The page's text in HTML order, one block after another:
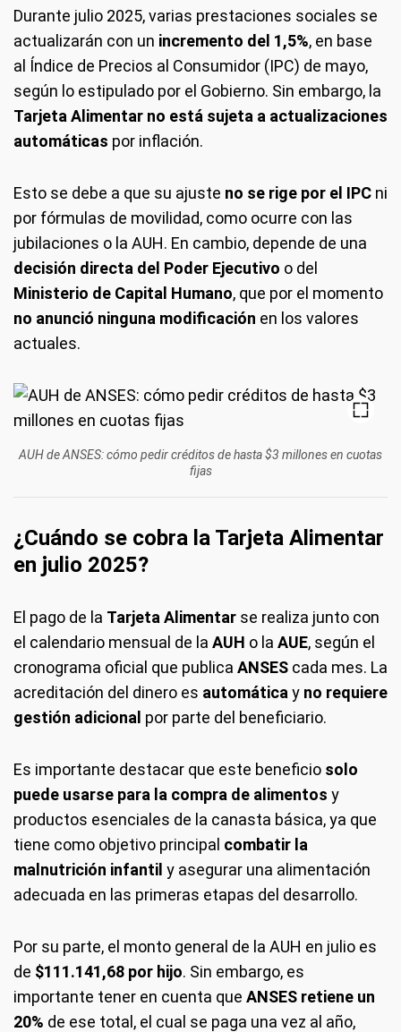
Durante julio 2025, varias prestaciones sociales se
actualizarán con un incremento del 1,5%, en base
al Índice de Precios al Consumidor (IPC) de mayo,
según lo estipulado por el Gobierno. Sin embargo, la
Tarjeta Alimentar no está sujeta a actualizaciones
automáticas por inflación.
Esto se debe a que su ajuste no se rige por el IPC ni
por fórmulas de movilidad, como ocurre con las
jubilaciones o la AUH. En cambio, depende de una
decisión directa del Poder Ejecutivo o del
Ministerio de Capital Humano, que por el momento
no anunció ninguna modificación en los valores
actuales.
AUH de ANSES: cómo pedir créditos de hasta $3 millones en cuotas
fijas
¿Cuándo se cobra la Tarjeta Alimentar
en julio 2025?
El pago de la Tarjeta Alimentar se realiza junto con
el calendario mensual de la AUH o la AUE, según el
cronograma oficial que publica ANSES cada mes. La
acreditación del dinero es automática y no requiere
gestión adicional por parte del beneficiario.
Es importante destacar que este beneficio solo
puede usarse para la compra de alimentos y
productos esenciales de la canasta básica, ya que
tiene como objetivo principal combatir la
malnutrición infantil y asegurar una alimentación
adecuada en las primeras etapas del desarrollo.
Por su parte, el monto general de la AUH en julio es
de $111.141,68 por hijo. Sin embargo, es
importante tener en cuenta que ANSES retiene un
20% de ese total, el cual se paga una vez al año,